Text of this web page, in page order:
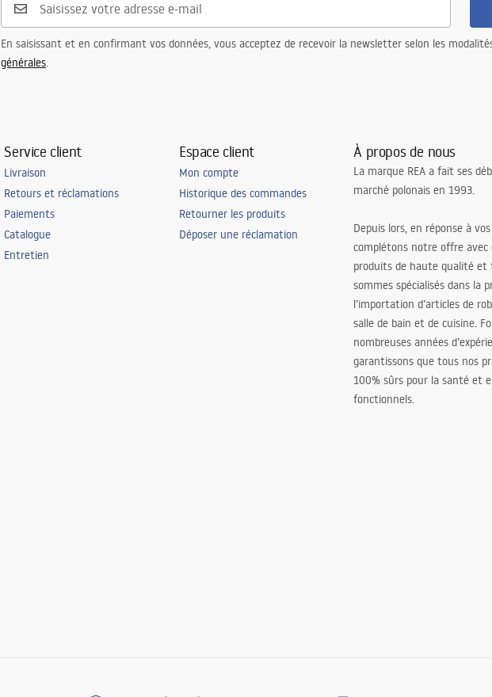
En saisissant et en confirmant vos données, vous acceptez de recevoir la newsletter selon les
générales.
Service client
Livraison
Retours et réclamations
Paiements
Catalogue
Entretien
Espace client
Mon compte
Historique des commandes
Retourner les produits
Déposer une réclamation
À propos de nous
La marque REA a fait ses
marché polonais en 1993.
Depuis lors, en réponse à
complétons notre offre avec
produits de haute qualité et
sommes spécialisés dans la
l’importation d’articles de
salle de bain et de cuisine.
nombreuses années
garantissons que tous nos
100% sûrs pour la santé et
fonctionnels.